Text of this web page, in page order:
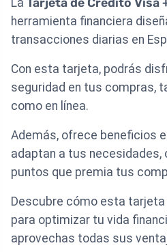
La Tarjeta de Crédito Visa
herramienta financiera
transacciones diarias en
Con esta tarjeta, podrás
seguridad en tus compras,
como en línea.
Además, ofrece beneficios
adaptan a tus necesidades,
puntos que premia tus
Descubre cómo esta
para optimizar tu vida
aprovechas todas sus